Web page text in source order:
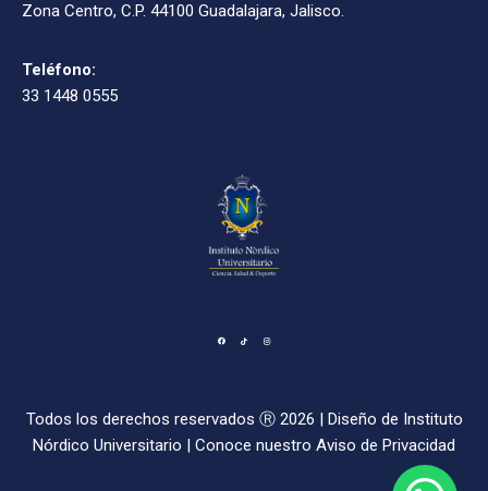
Zona Centro, C.P. 44100 Guadalajara, Jalisco.
Teléfono:
33 1448 0555
Todos los derechos reservados Ⓡ 2026 | Diseño de Instituto
Nórdico Universitario | Conoce nuestro Aviso de Privacidad